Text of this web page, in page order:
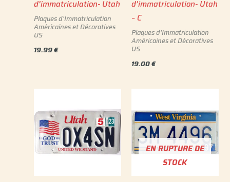
d’immatriculation- Utah
Plaques d'Immatriculation
Américaines et Décoratives
US
19.99€
d’immatriculation- Utah
– C
Plaques d'Immatriculation
Américaines et Décoratives
US
19.00€
EN RUPTURE DE
STOCK